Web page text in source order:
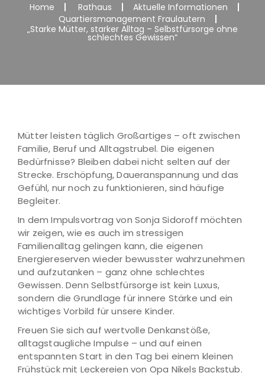
Home Rathaus
Aktuelle Informationen
Quartiersmanagement Fraulautern
„Starke Mütter, starker Alltag – Selbstfürsorge ohne
schlechtes Gewissen“
Mütter leisten täglich Großartiges – oft zwischen
Familie, Beruf und Alltagstrubel. Die eigenen
Bedürfnisse? Bleiben dabei nicht selten auf der
Strecke. Erschöpfung, Daueranspannung und das
Gefühl, nur noch zu funktionieren, sind häufige
Begleiter.
In dem Impulsvortrag von Sonja Sidoroff möchten
wir zeigen, wie es auch im stressigen
Familienalltag gelingen kann, die eigenen
Energiereserven wieder bewusster wahrzunehmen
und aufzutanken – ganz ohne schlechtes
Gewissen. Denn Selbstfürsorge ist kein Luxus,
sondern die Grundlage für innere Stärke und ein
wichtiges Vorbild für unsere Kinder.
Freuen Sie sich auf wertvolle Denkanstöße,
alltagstaugliche Impulse – und auf einen
entspannten Start in den Tag bei einem kleinen
Frühstück mit Leckereien von Opa Nikels Backstub.